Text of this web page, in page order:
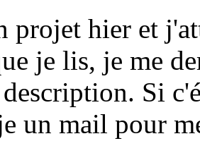
projet hier et
je lis, je me
Si
un mail pour